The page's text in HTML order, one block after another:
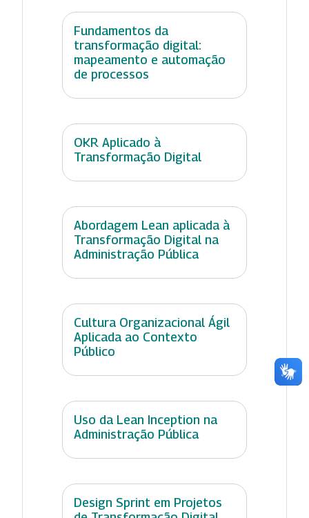
Fundamentos da
transformação digital:
mapeamento e automação
de processos
OKR Aplicado à
Transformação Digital
Abordagem Lean aplicada à
Transformação Digital na
Administração Pública
Cultura Organizacional Ágil
Aplicada ao Contexto
Público
Uso da Lean Inception na
Administração Pública
Design Sprint em Projetos